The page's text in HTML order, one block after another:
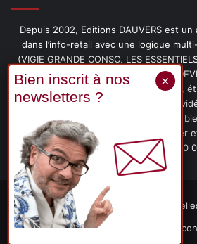
Depuis 2002, Editions DAUVERS est
dans l’info-retail avec une logique
(VIGIE GRANDE CONSO, LES
livres (PENSER-CLIENT, IMAGE-PRIX,
PRÉFÉRÉ DE VOS CLIENTS, etc.),
PROMOFLASH, DRIVE INSIGHTS),
CONSO), podcasts (CAFÉ CONSO) et,
vous êtes, ainsi que les fils Twitter
communauté de plus de 150
Mentions légales Données
Contact
Déclaration de